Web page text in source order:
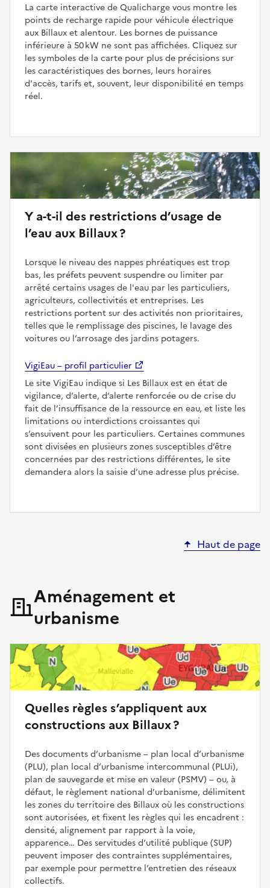
La carte interactive de Qualicharge vous montre les
points de recharge rapide pour véhicule électrique
aux Billaux et alentour. Les bornes de puissance
inférieure à 50 kW ne sont pas affichées. Cliquez sur
les symboles de la carte pour plus de précisions sur
les caractéristiques des bornes, leurs horaires
d'accès, tarifs et, souvent, leur disponibilité en temps
réel.
Y a-t-il des restrictions d’usage de
l’eau aux Billaux ?
Lorsque le niveau des nappes phréatiques est trop
bas, les préfets peuvent suspendre ou limiter par
arrêté certains usages de l'eau par les particuliers,
agriculteurs, collectivités et entreprises. Les
restrictions portent sur des activités non prioritaires,
telles que le remplissage des piscines, le lavage des
voitures ou l’arrosage des jardins potagers.
VigiEau – profil particulier
Le site VigiEau indique si Les Billaux est en état de
vigilance, d’alerte, d’alerte renforcée ou de crise du
fait de l’insuffisance de la ressource en eau, et liste les
limitations ou interdictions croissantes qui
s’ensuivent pour les particuliers. Certaines communes
sont divisées en plusieurs zones susceptibles d’être
concernées par des restrictions différentes, le site
demandera alors la saisie d’une adresse plus précise.
Haut de page
Aménagement et
urbanisme
Quelles règles s’appliquent aux
constructions aux Billaux ?
Des documents d’urbanisme – plan local d’urbanisme
(PLU), plan local d’urbanisme intercommunal (PLUi),
plan de sauvegarde et mise en valeur (PSMV) – ou, à
défaut, le règlement national d’urbanisme, délimitent
les zones du territoire des Billaux où les constructions
sont autorisées, et fixent les règles qui les encadrent :
densité, alignement par rapport à la voie,
apparence… Des servitudes d’utilité publique (SUP)
peuvent imposer des contraintes supplémentaires,
par exemple pour permettre l’entretien des réseaux
collectifs.